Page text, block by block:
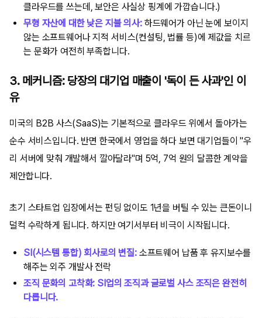
클라우드를 쓰는데, 보안은 사실상 핑계에 가깝습니다.)
무형 자산에 대한 낮은 지불 의사:하드웨어가 아닌 눈에 보이지
않는 소프트웨어나 지적 서비스(컨설팅, 법률 등)에 제값을 치르
는 문화가 여전히 부족합니다.
3. 메커니즘: 당장의 대기업 매출이 '독이 든 사과'인 이
유
미국의 B2B 사스(SaaS)는 기본적으로 클라우드 위에서 돌아가는
순수 서비스입니다. 반면 한국에서 영업을 하다 보면 대기업들이 "우
리 서버에 맞춰 개발해서 깔아달라"며 5억, 7억 원의 달콤한 계약을
제안합니다.
초기 스타트업 입장에서는 펀딩 없이도 1년을 버틸 수 있는 큰돈이니
덜컥 수락하게 됩니다. 하지만 여기서부터 비극이 시작됩니다.
SI(시스템 통합) 회사로의 변질:소프트웨어 납품 후 유지보수를
해주는 외주 개발사 전락
조직 문화의 고착화: SI업의 조직과 글로벌 사스 조직은 완전히
다릅니다.